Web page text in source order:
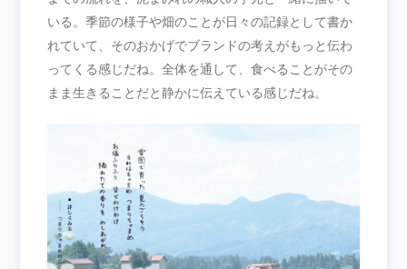
いる。季節の様子や畑のことが日々の記録として書か
れていて、そのおかげでブランドの考えがもっと伝わ
ってくる感じだね。全体を通して、食べることがその
まま生きることだと静かに伝えている感じだね。